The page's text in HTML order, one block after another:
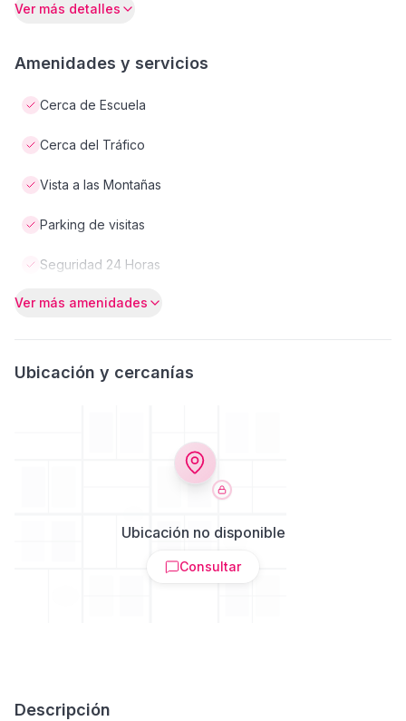
Ver más detalles
Amenidades y servicios
Cerca de Escuela
Cerca del Tráfico
Vista a las Montañas
Parking de visitas
Seguridad 24 Horas
Ver más amenidades
Ubicación y cercanías
Ubicación no disponible
Consultar
Descripción